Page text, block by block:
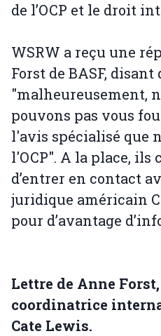
de l’OCP et le droit
WSRW a reçu une
Forst de BASF, disant
"malheureusement,
pouvons pas vous
l'avis spécialisé que
l'OCP". A la place, ils
d’entrer en contact
juridique américain
pour d’avantage
Lettre de Anne Forst,
coordinatrice
Cate Lewis.